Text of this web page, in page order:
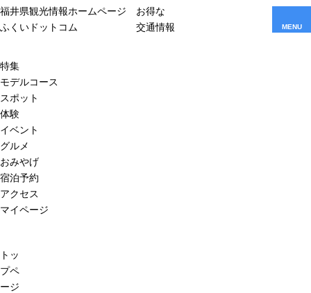
福井県観光情報ホームページ
ふくいドットコム
お得な
交通情報
MENU
特集
モデルコース
スポット
体験
イベント
グルメ
おみやげ
宿泊予約
アクセス
マイページ
トッ
プペ
ージ